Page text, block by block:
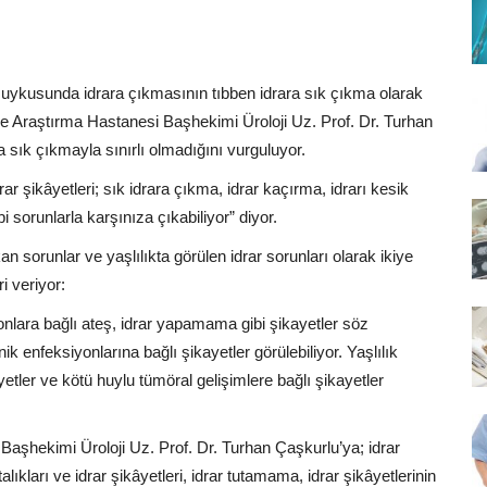
idrara çıkmasının tıbben idrara sık çıkma olarak
Hastanesi Başhekimi Üroloji Uz. Prof. Dr. Turhan
çıkmayla sınırlı olmadığını vurguluyor.
şikâyetleri; sık idrara çıkma, idrar kaçırma, idrarı kesik
karşınıza çıkabiliyor” diyor.
sorunlar ve yaşlılıkta görülen idrar sorunları olarak ikiye
veriyor:
bağlı ateş, idrar yapamama gibi şikayetler söz
enfeksiyonlarına bağlı şikayetler görülebiliyor. Yaşlılık
ve kötü huylu tümöral gelişimlere bağlı şikayetler
Üroloji Uz. Prof. Dr. Turhan Çaşkurlu’ya; idrar
ve idrar şikâyetleri, idrar tutamama, idrar şikâyetlerinin